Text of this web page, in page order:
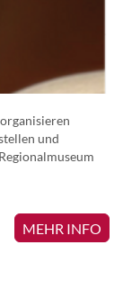
und
MEHR INFO